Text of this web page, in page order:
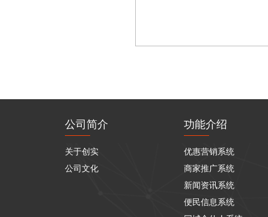
公司简介
关于创实
公司文化
功能介绍
优惠营销系统
商家推广系统
新闻资讯系统
便民信息系统